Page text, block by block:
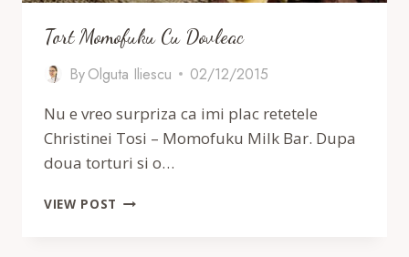
Tort Momofuku Cu Dovleac
ByOlguta Iliescu
02/12/2015
Nu e vreo surpriza ca imi plac retetele
Christinei Tosi – Momofuku Milk Bar. Dupa
doua torturi si o…
VIEW POST TORT